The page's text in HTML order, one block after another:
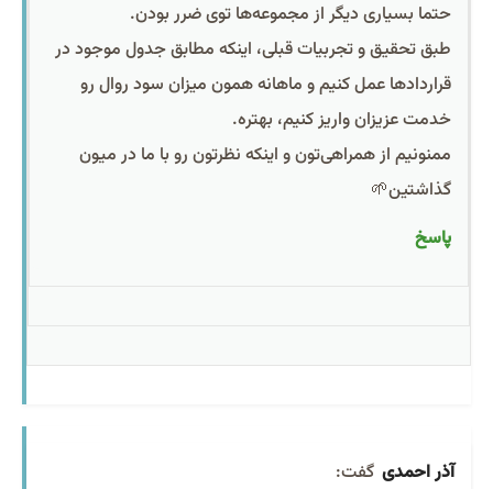
حتما بسیاری دیگر از مجموعه‌ها توی ضرر بودن.
طبق تحقیق و تجربیات قبلی، اینکه مطابق جدول موجود در
قراردادها عمل کنیم و ماهانه همون میزان سود روال رو
خدمت عزیزان واریز کنیم، بهتره.
ممنونیم از همراهی‌تون و اینکه نظرتون رو با ما در میون
گذاشتین🌱
پاسخ
آذر احمدی گفت: